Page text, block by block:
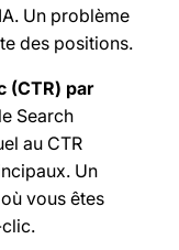
Un problème
des positions.
(CTR) par
Search
au CTR
Un
vous êtes